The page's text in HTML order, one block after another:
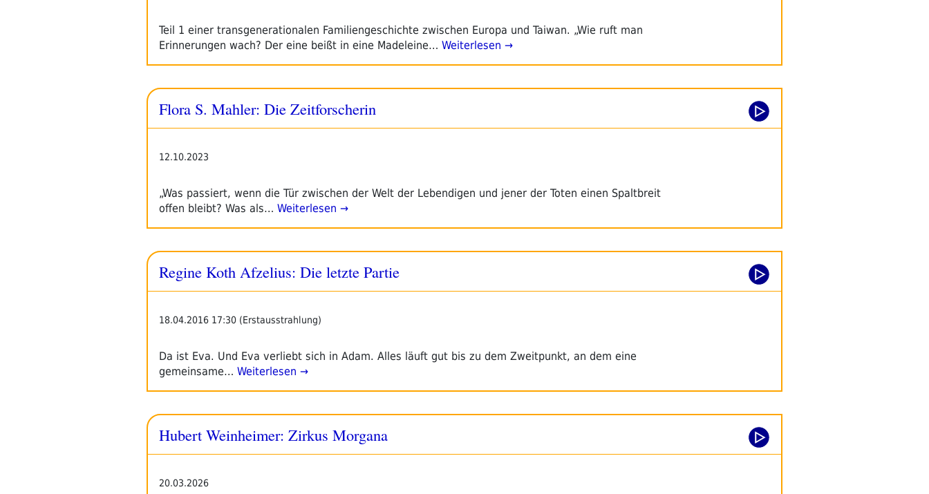
Rebellische
Literatur“
Teil 1 einer transgenerationalen Familiengeschichte zwischen Europa und Taiwan. „Wie ruft man
Erinnerungen wach? Der eine beißt in eine Madeleine… Weiterlesen →
Flora S. Mahler: Die Zeitforscherin
12.10.2023
„Was passiert, wenn die Tür zwischen der Welt der Lebendigen und jener der Toten einen Spaltbreit
offen bleibt? Was als… Weiterlesen →
Regine Koth Afzelius: Die letzte Partie
18.04.2016 17:30 (Erstausstrahlung)
Da ist Eva. Und Eva verliebt sich in Adam. Alles läuft gut bis zu dem Zweitpunkt, an dem eine
gemeinsame… Weiterlesen →
Hubert Weinheimer: Zirkus Morgana
20.03.2026